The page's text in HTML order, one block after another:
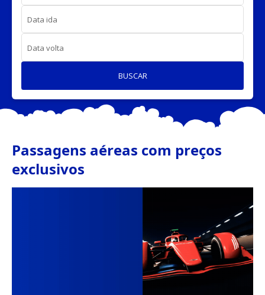
Data ida
Data volta
BUSCAR
Passagens aéreas com preços
exclusivos